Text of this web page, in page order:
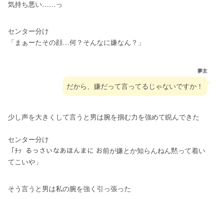
気持ち悪い……っ
センター分け
「まぁーたその顔…何？そんなに嫌なん？」
夢主
だから、嫌だって言ってるじゃないですか！
少し声を大きくして言うと男は腕を掴む力を強めて睨んできた
センター分け
「ﾁｯ  るっさいなあほんまに お前が嫌とか知らんねん黙って着い
てこいや」
そう言うと男は私の腕を強く引っ張った